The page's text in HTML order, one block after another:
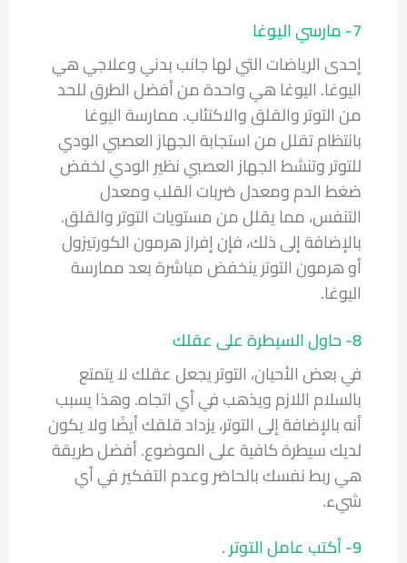
7- مارسي اليوغا
إحدى الرياضات التي لها جانب بدني وعلاجي هي
اليوغا. اليوغا هي واحدة من أفضل الطرق للحد
من التوتر والقلق والاكتئاب. ممارسة اليوغا
بانتظام تقلل من استجابة الجهاز العصبي الودي
للتوتر وتنشط الجهاز العصبي نظير الودي لخفض
ضغط الدم ومعدل ضربات القلب ومعدل
التنفس، مما يقلل من مستويات التوتر والقلق.
بالإضافة إلى ذلك، فإن إفراز هرمون الكورتيزول
أو هرمون التوتر ينخفض ​​مباشرة بعد ممارسة
اليوغا.
8- حاول السيطرة على عقلك
في بعض الأحيان، التوتر يجعل عقلك لا يتمتع
بالسلام اللازم ويذهب في أي اتجاه. وهذا يسبب
أنه بالإضافة إلى التوتر، يزداد قلقك أيضًا ولا يكون
لديك سيطرة كافية على الموضوع. أفضل طريقة
هي ربط نفسك بالحاضر وعدم التفكير في أي
شيء.
9- أكتب عامل التوتر .